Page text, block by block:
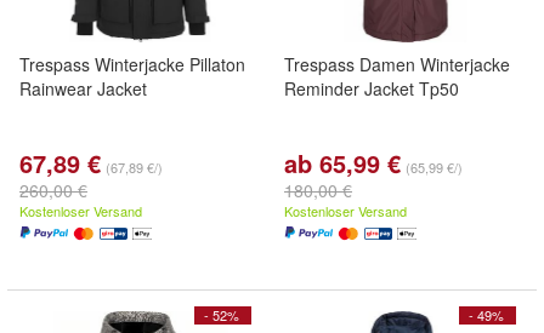
Trespass Winterjacke Pillaton
Rainwear Jacket
67,89 € (67,89 €/)
260,00 €
Kostenloser Versand
Trespass Damen Winterjacke
Reminder Jacket Tp50
ab 65,99 € (65,99 €/)
180,00 €
Kostenloser Versand
- 52% - 49%